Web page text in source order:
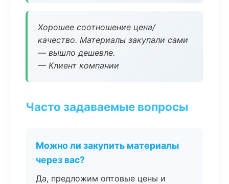
Хорошее соотношение цена/
качество. Материалы закупали сами
— вышло дешевле.
— Клиент компании
Часто задаваемые вопросы
Можно ли закупить материалы
через вас?
Да, предложим оптовые цены и